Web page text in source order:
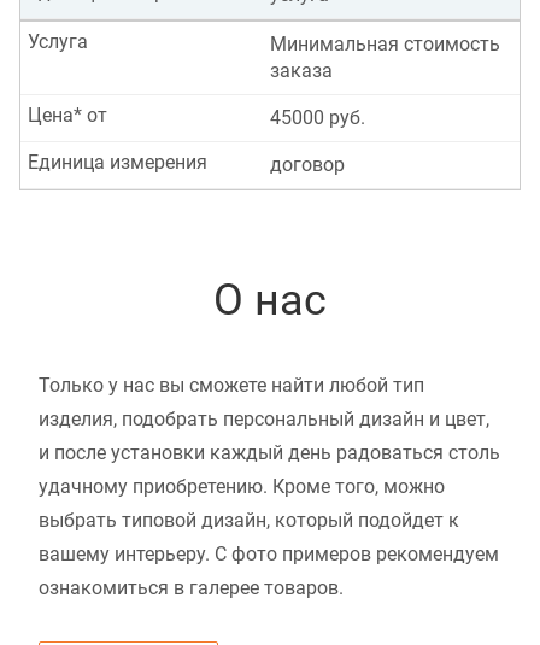
Минимальная стоимость
заказа
Услуга
45000 руб.
Цена* от
договор
Единица измерения
О нас
Только у нас вы сможете найти любой тип
изделия, подобрать персональный дизайн и цвет,
и после установки каждый день радоваться столь
удачному приобретению. Кроме того, можно
выбрать типовой дизайн, который подойдет к
вашему интерьеру. С фото примеров рекомендуем
ознакомиться в галерее товаров.